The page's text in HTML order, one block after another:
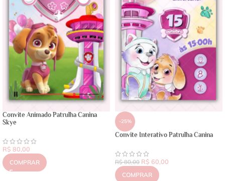
Convite Animado Patrulha Canina
Skye
R$ 80,00
COMPRAR
-25%
Convite Interativo Patrulha Canina
R$80,00 R$ 60,00
COMPRAR